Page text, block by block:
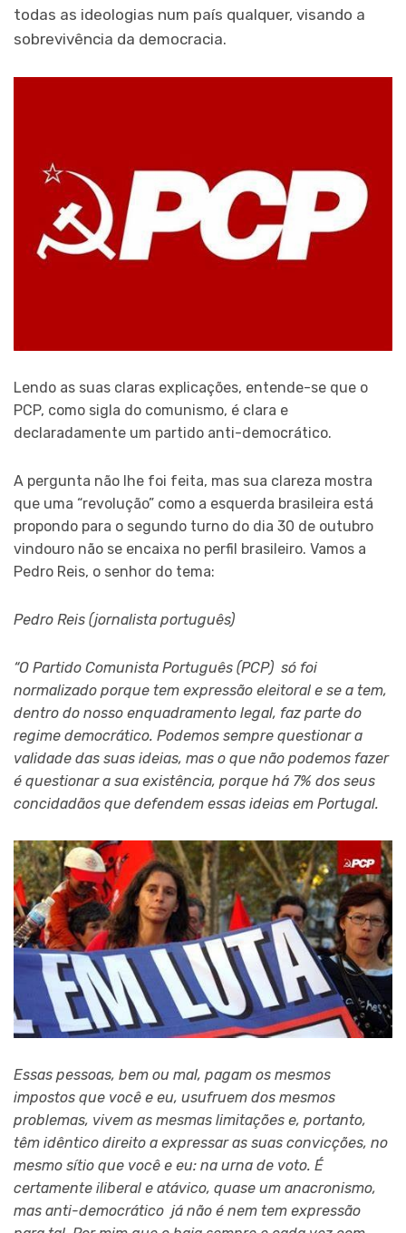
todas as ideologias num país qualquer, visando a
sobrevivência da democracia.
Lendo as suas claras explicações, entende-se que o
PCP, como sigla do comunismo, é clara e
declaradamente um partido anti-democrático.
A pergunta não lhe foi feita, mas sua clareza mostra
que uma “revolução” como a esquerda brasileira está
propondo para o segundo turno do dia 30 de outubro
vindouro não se encaixa no perfil brasileiro. Vamos a
Pedro Reis, o senhor do tema:
Pedro Reis (jornalista português)
“O Partido Comunista Português (PCP) só foi
normalizado porque tem expressão eleitoral e se a tem,
dentro do nosso enquadramento legal, faz parte do
regime democrático. Podemos sempre questionar a
validade das suas ideias, mas o que não podemos fazer
é questionar a sua existência, porque há 7% dos seus
concidadãos que defendem essas ideias em Portugal.
Essas pessoas, bem ou mal, pagam os mesmos
impostos que você e eu, usufruem dos mesmos
problemas, vivem as mesmas limitações e, portanto,
têm idêntico direito a expressar as suas convicções, no
mesmo sítio que você e eu: na urna de voto. É
certamente iliberal e atávico, quase um anacronismo,
mas anti-democrático já não é nem tem expressão